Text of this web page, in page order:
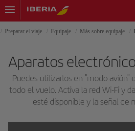
Preparar el viaje Equipaje Más sobre equipaje
Aparatos
Puedes utilizarlos en "modo avión"
todo el vuelo. Activa la red Wi-Fi y
esté disponible y la señal de